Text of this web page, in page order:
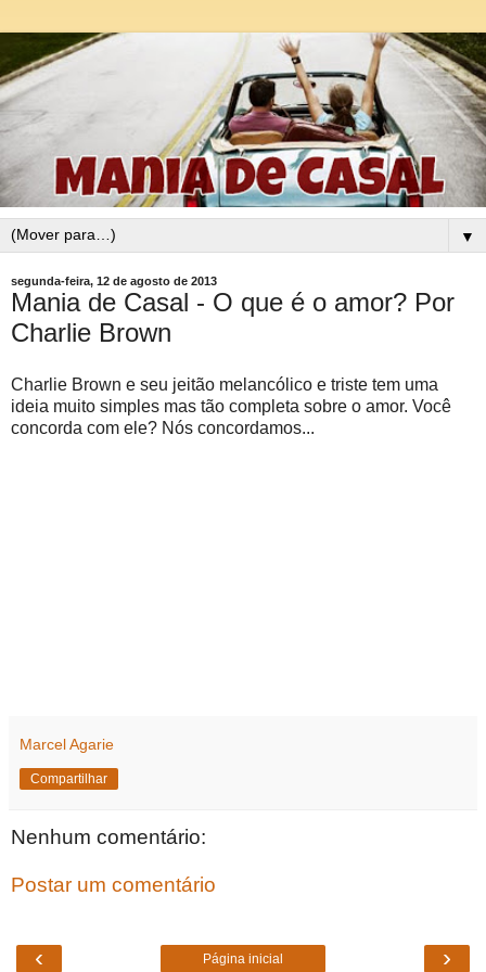
▼
segunda-feira, 12 de agosto de 2013
Mania de Casal - O que é o amor? Por
Charlie Brown
Charlie Brown e seu jeitão melancólico e triste tem uma
ideia muito simples mas tão completa sobre o amor. Você
concorda com ele? Nós concordamos...
Marcel Agarie
Compartilhar
Nenhum comentário:
Postar um comentário
‹ ›
Página inicial